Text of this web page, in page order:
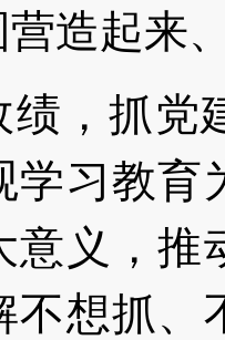
造起来
绩，抓党
学习教育
意义，
不想抓、